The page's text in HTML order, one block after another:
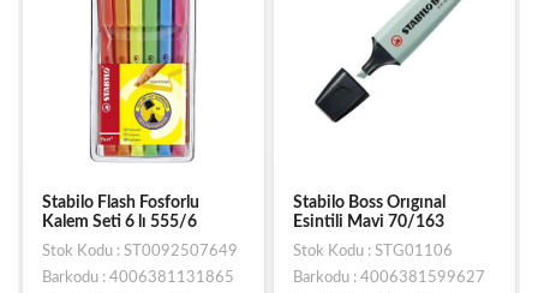
Stabilo Flash Fosforlu
Kalem Seti 6 lı 555/6
Stok Kodu : ST0092507649
Barkodu : 4006381131865
Stabilo Boss Orıgınal
Esintili Mavi 70/163
Stok Kodu : STG01106
Barkodu : 4006381599627